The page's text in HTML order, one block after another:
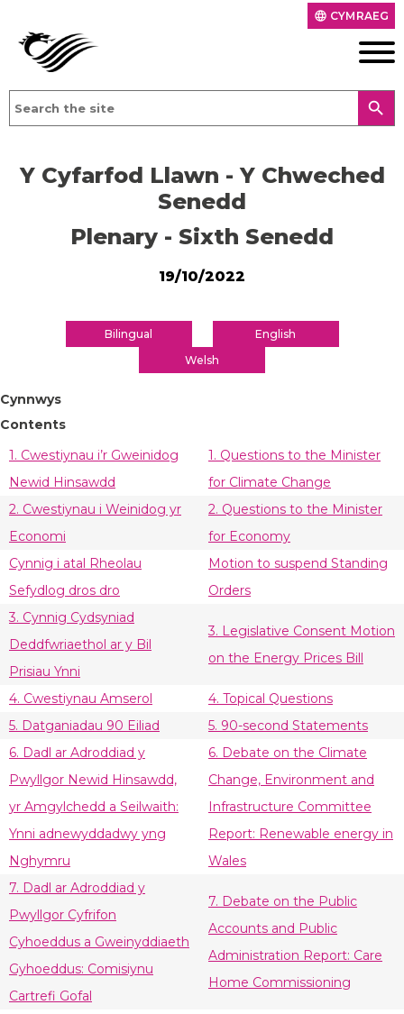
language CYMRAEG
search
Y Cyfarfod Llawn - Y Chweched
Senedd
Plenary - Sixth Senedd
19/10/2022
Bilingual
English
Welsh
Cynnwys
Contents
1. Cwestiynau i’r Gweinidog
Newid Hinsawdd
1. Questions to the Minister
for Climate Change
2. Cwestiynau i Weinidog yr
Economi
2. Questions to the Minister
for Economy
Cynnig i atal Rheolau
Sefydlog dros dro
Motion to suspend Standing
Orders
3. Cynnig Cydsyniad
Deddfwriaethol ar y Bil
Prisiau Ynni
3. Legislative Consent Motion
on the Energy Prices Bill
4. Cwestiynau Amserol
4. Topical Questions
5. Datganiadau 90 Eiliad
5. 90-second Statements
6. Dadl ar Adroddiad y
Pwyllgor Newid Hinsawdd,
yr Amgylchedd a Seilwaith:
Ynni adnewyddadwy yng
Nghymru
6. Debate on the Climate
Change, Environment and
Infrastructure Committee
Report: Renewable energy in
Wales
7. Dadl ar Adroddiad y
Pwyllgor Cyfrifon
Cyhoeddus a Gweinyddiaeth
Gyhoeddus: Comisiynu
Cartrefi Gofal
7. Debate on the Public
Accounts and Public
Administration Report: Care
Home Commissioning